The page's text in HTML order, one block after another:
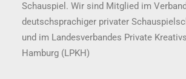
Schauspiel. Wir sind Mitglied im Verband
deutschsprachiger privater
und im Landesverbandes Private
Hamburg (LPKH)